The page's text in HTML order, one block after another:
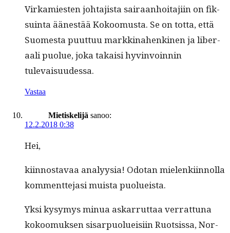
Virkami­esten johta­jista sairaan­hoita­ji­in on fik­
suin­ta äänestää Kokoomus­ta. Se on tot­ta, että
Suomes­ta puut­tuu markki­na­henk­i­nen ja lib­er­
aali puolue, joka takaisi hyv­in­voin­nin
tulevaisuudessa.
Vastaa
Mietiskelijä sanoo:
12.2.2018 0:38
Hei,
kiin­nos­tavaa ana­lyysia! Odotan mie­lenki­in­nol­la
kom­ment­te­jasi muista puolueista.
Yksi kysymys min­ua askar­rut­taa ver­rat­tuna
kokoomuk­sen sis­arpuolueisi­in Ruot­sis­sa, Nor­